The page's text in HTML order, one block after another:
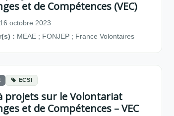
et de Compétences (VEC)
octobre 2023
: MEAE ; FONJEP ; France Volontaires
ECSI
projets sur le Volontariat
et de Compétences – VEC